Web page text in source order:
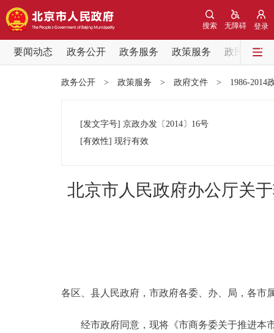
登录
无障碍
搜索
要闻动态 政务公开 政务服务 政策服务
政民互动
党中央精神
政务公开 > 政策服务 > 政府文件 > 1986-2014
[发文字号] 京政办发 〔2014〕 16号
[有效性] 现行有效
北京市人民政府办公厅关
各区、县人民政府，市政府各委、办、局，各市
经市政府同意，现将《市商务委关于推进本